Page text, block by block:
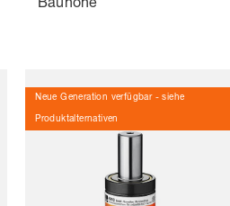
Bauhöhe
Neue Generation verfügbar - siehe
Produktalternativen